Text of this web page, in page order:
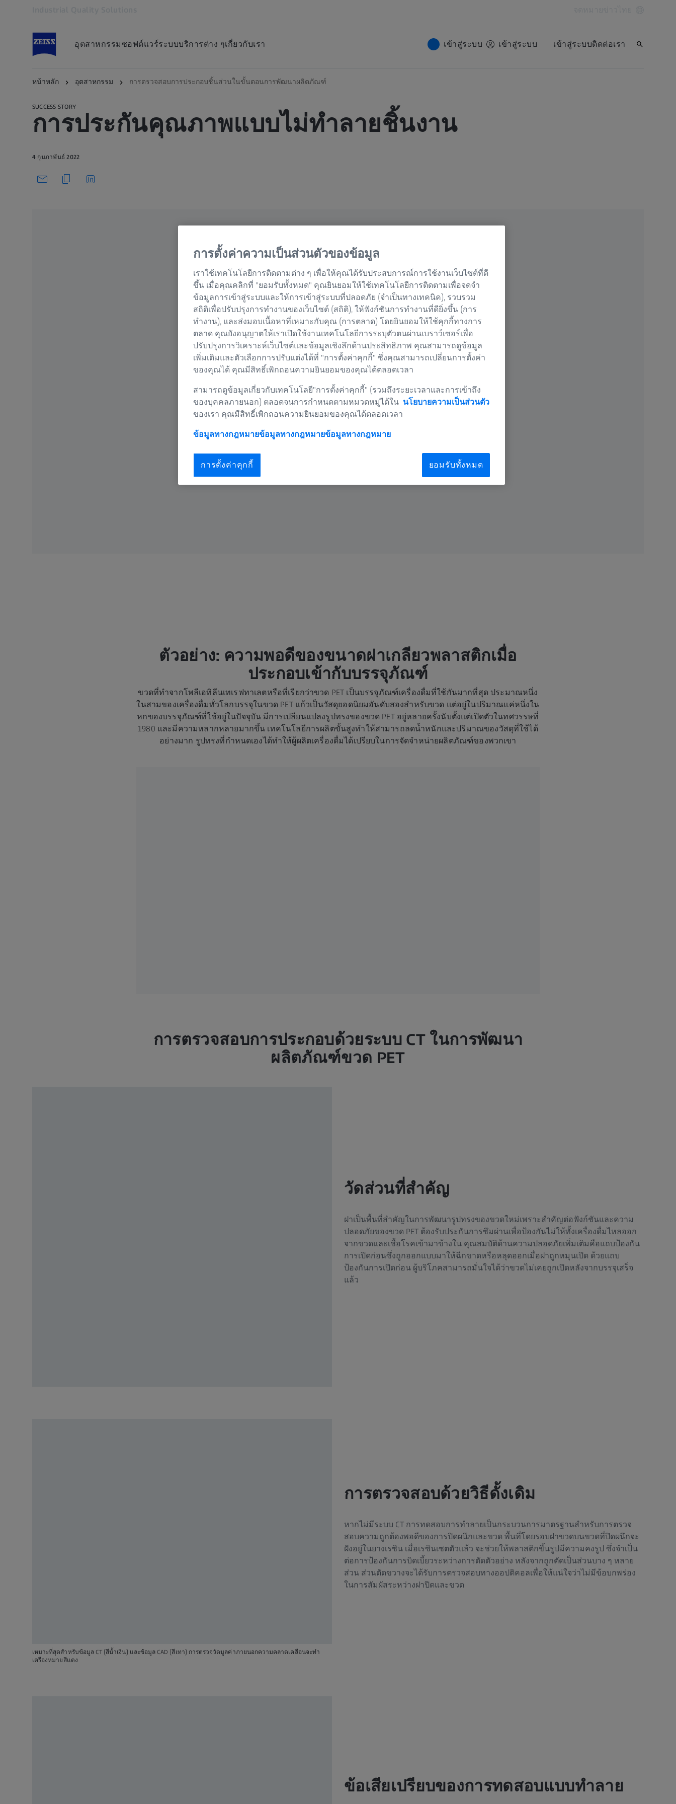
อุตสาหกรรมซอฟต์แวร์ระบบบริการต่าง ๆเกี่ยวกับเรา เข้าสู่ระบบ เข้าสู่ระบบ เข้าสู่ระบบติดต่อเรา
หน้าหลัก อุตสาหกรรม การตรวจสอบการประกอบชิ้นส่วนในขั้นตอนการพัฒนาผลิตภัณฑ์
SUCCESS STORY
การประกันคุณภาพแบบไม่ทำลายชิ้นงาน
4 กุมภาพันธ์ 2022
ตัวอย่าง: ความพอดีของขนาดฝาเกลียวพลาสติกเมื่อ
ประกอบเข้ากับบรรจุภัณฑ์
ขวดที่ทำจากโพลีเอทิลีนเทเรฟทาเลตหรือที่เรียกว่าขวด PET เป็นบรรจุภัณฑ์เครื่องดื่มที่ใช้กันมากที่สุด ประมาณหนึ่ง
ในสามของเครื่องดื่มทั่วโลกบรรจุในขวด PET แก้วเป็นวัสดุยอดนิยมอันดับสองสำหรับขวด แต่อยู่ในปริมาณแค่หนึ่งใน
หกของบรรจุภัณฑ์ที่ใช้อยู่ในปัจจุบัน มีการเปลียนแปลงรูปทรงของขวด PET อยู่หลายครั้งนับตั้งแต่เปิดตัวในทศวรรษที่
1980 และมีความหลากหลายมากขึ้น เทคโนโลยีการผลิตขั้นสูงทำให้สามารถลดน้ำหนักและปริมาณของวัสดุที่ใช้ได้
อย่างมาก รูปทรงที่กำหนดเองได้ทำให้ผู้ผลิตเครื่องดื่มได้เปรียบในการจัดจำหน่ายผลิตภัณฑ์ของพวกเขา
การตรวจสอบการประกอบด้วยระบบ CT ในการพัฒนา
ผลิตภัณฑ์ขวด PET
วัดส่วนที่สำคัญ
ฝาเป็นพื้นที่สำคัญในการพัฒนารูปทรงของขวดใหม่เพราะสำคัญต่อฟังก์ชันและความ
ปลอดภัยของขวด PET ต้องรับประกันการซึมผ่านเพื่อป้องกันไม่ให้ทั้งเครื่องดื่มไหลออก
จากขวดและเชื้อโรคเข้ามาข้างใน คุณสมบัติด้านความปลอดภัยเพิ่มเติมคือแถบป้องกัน
การเปิดก่อนซึ่งถูกออกแบบมาให้ฉีกขาดหรือหลุดออกเมื่อฝาถูกหมุนเปิด ด้วยแถบ
ป้องกันการเปิดก่อน ผู้บริโภคสามารถมั่นใจได้ว่าขวดไม่เคยถูกเปิดหลังจากบรรจุเสร็จ
แล้ว
เหมาะที่สุดสำหรับข้อมูล CT (สีน้ำเงิน) และข้อมูล CAD (สีเทา) การตรวจวัดมูลค่าภายนอกความคลาดเคลื่อนจะทำ
เครื่องหมายสีแดง
การตรวจสอบด้วยวิธีดั้งเดิม
หากไม่มีระบบ CT การทดสอบการทำลายเป็นกระบวนการมาตรฐานสำหรับการตรวจ
สอบความถูกต้องพอดีของการปิดผนึกและขวด พื้นที่โดยรอบฝาขวดบนขวดที่ปิดผนึกจะ
ฝังอยู่ในยางเรซิน เมื่อเรซินเซตตัวแล้ว จะช่วยให้พลาสติกขึ้นรูปมีความคงรูป ซึ่งจำเป็น
ต่อการป้องกันการบิดเบี้ยวระหว่างการตัดตัวอย่าง หลังจากถูกตัดเป็นส่วนบาง ๆ หลาย
ส่วน ส่วนตัดขวางจะได้รับการตรวจสอบทางออปติคอลเพื่อให้แน่ใจว่าไม่มีข้อบกพร่อง
ในการสัมผัสระหว่างฝาปิดและขวด
ข้อเสียเปรียบของการทดสอบแบบทำลาย
การตั้งค่าความเป็นส่วนตัวของข้อมูล
เราใช้เทคโนโลยีการติดตามต่าง ๆ เพื่อให้คุณได้รับประสบการณ์การใช้งานเว็บไซต์ที่ดี
ขึ้น เมื่อคุณคลิกที่ "ยอมรับทั้งหมด" คุณยินยอมให้ใช้เทคโนโลยีการติดตามเพื่อจดจำ
ข้อมูลการเข้าสู่ระบบและให้การเข้าสู่ระบบที่ปลอดภัย (จำเป็นทางเทคนิค), รวบรวม
สถิติเพื่อปรับปรุงการทำงานของเว็บไซต์ (สถิติ), ให้ฟังก์ชันการทำงานที่ดียิ่งขึ้น (การ
ทำงาน), และส่งมอบเนื้อหาที่เหมาะกับคุณ (การตลาด) โดยยินยอมให้ใช้คุกกี้ทางการ
ตลาด คุณยังอนุญาตให้เราเปิดใช้งานเทคโนโลยีการระบุตัวตนผ่านเบราว์เซอร์เพื่อ
ปรับปรุงการวิเคราะห์เว็บไซต์และข้อมูลเชิงลึกด้านประสิทธิภาพ คุณสามารถดูข้อมูล
เพิ่มเติมและตัวเลือกการปรับแต่งได้ที่ "การตั้งค่าคุกกี้" ซึ่งคุณสามารถเปลี่ยนการตั้งค่า
ของคุณได้ คุณมีสิทธิ์เพิกถอนความยินยอมของคุณได้ตลอดเวลา
สามารถดูข้อมูลเกี่ยวกับเทคโนโลยี"การตั้งค่าคุกกี้" (รวมถึงระยะเวลาและการเข้าถึง
ของบุคคลภายนอก) ตลอดจนการกำหนดตามหมวดหมู่ได้ใน นโยบายความเป็นส่วนตัว
ของเรา คุณมีสิทธิ์เพิกถอนความยินยอมของคุณได้ตลอดเวลา
ข้อมูลทางกฎหมายข้อมูลทางกฎหมายข้อมูลทางกฎหมาย
การตั้งค่าคุกกี้ ยอมรับทั้งหมด